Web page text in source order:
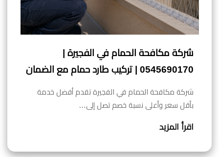
شركة مكافحة الحمام في الفجيرة |
0545690170 | تركيب طارد حمام مع الضمان
شركة مكافحة الحمام في الفجيرة تقدم أفضل خدمة
بأقل سعر وأعلى نسبة خصم تصل إلى…
اقرأ المزيد